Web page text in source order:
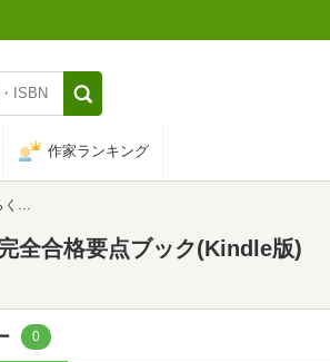
作家ランキング
ク
全合格要点ブック(Kindle版)
0